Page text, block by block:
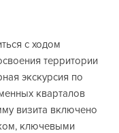
с ходом
территории
экскурсия по
кварталов
визита включено
ключевыми